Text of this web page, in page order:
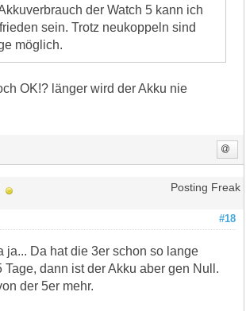
der Watch 5 kann ich
sein. Trotz neukoppeln sind
möglich.
OK!? länger wird der Akku nie
Posting Freak
#18
ja... Da hat die 3er schon so lange
Tage, dann ist der Akku aber gen Null.
der 5er mehr.